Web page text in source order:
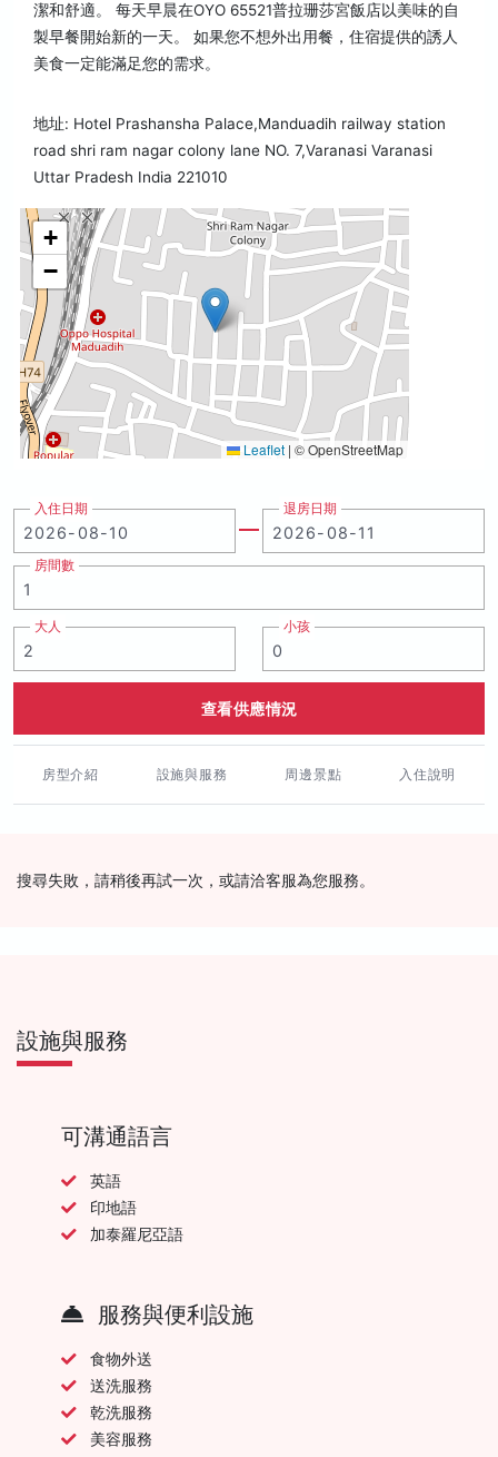
潔和舒適。 每天早晨在OYO 65521普拉珊莎宮飯店以美味的自
製早餐開始新的一天。 如果您不想外出用餐，住宿提供的誘人
美食一定能滿足您的需求。
地址: Hotel Prashansha Palace,Manduadih railway station
road shri ram nagar colony lane NO. 7,Varanasi Varanasi
Uttar Pradesh India 221010
+
−
Leaflet | © OpenStreetMap
入住日期 退房日期
房間數
大人 小孩
查看供應情況
房型介紹 設施與服務 周邊景點 入住說明
搜尋失敗，請稍後再試一次，或請洽客服為您服務。
設施與服務
可溝通語言
英語
印地語
加泰羅尼亞語
服務與便利設施
食物外送
送洗服務
乾洗服務
美容服務